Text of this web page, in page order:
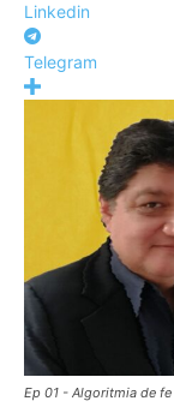
Linkedin
Telegram
Ep 01 - Algoritmia de fe